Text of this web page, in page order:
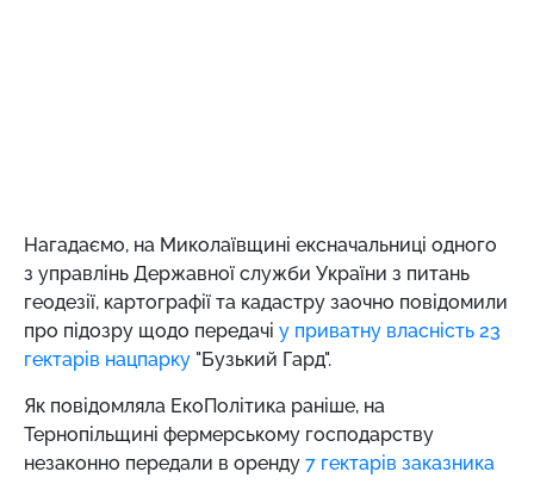
Нагадаємо, на Миколаївщині ексначальниці одного
з управлінь Державної служби України з питань
геодезії, картографії та кадастру заочно повідомили
про підозру щодо передачі у приватну власність 23
гектарів нацпарку "Бузький Гард".
Як повідомляла ЕкоПолітика раніше, на
Тернопільщині фермерському господарству
незаконно передали в оренду 7 гектарів заказника